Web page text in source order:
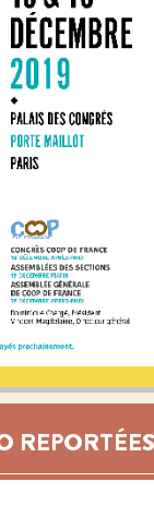
REPORTÉES